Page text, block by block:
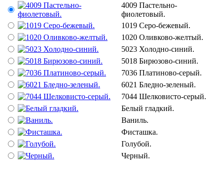
4009 Пастельно-
фиолетовый.
1019 Серо-бежевый.
1020 Оливково-желтый.
5023 Холодно-синий.
5018 Бирюзово-синий.
7036 Платиново-серый.
6021 Бледно-зеленый.
7044 Шелковисто-серый.
Белый гладкий.
Ваниль.
Фисташка.
Голубой.
Черный.